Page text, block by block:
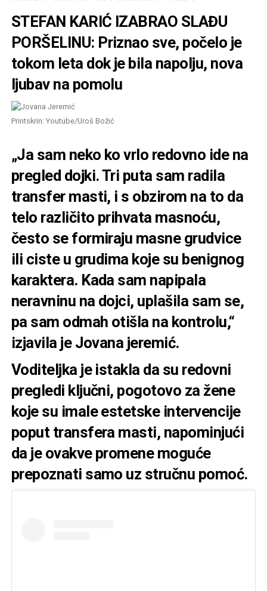
STEFAN KARIĆ IZABRAO SLAĐU
PORŠELINU: Priznao sve, počelo je
tokom leta dok je bila napolju, nova
ljubav na pomolu
Printskrin: Youtube/Uroš Božić
„Ja sam neko ko vrlo redovno ide na
pregled dojki. Tri puta sam radila
transfer masti, i s obzirom na to da
telo različito prihvata masnoću,
često se formiraju masne grudvice
ili ciste u grudima koje su benignog
karaktera. Kada sam napipala
neravninu na dojci, uplašila sam se,
pa sam odmah otišla na kontrolu,“
izjavila je Jovana jeremić.
Voditeljka je istakla da su redovni
pregledi ključni, pogotovo za žene
koje su imale estetske intervencije
poput transfera masti, napominjući
da je ovakve promene moguće
prepoznati samo uz stručnu pomoć.